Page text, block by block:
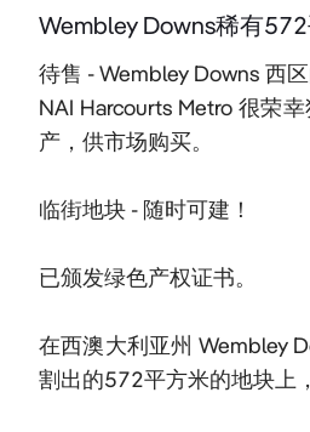
Wembley Downs稀有
待售 - Wembley Downs 西
NAI Harcourts Metro 很荣
产，供市场购买。
临街地块 - 随时可建！
已颁发绿色产权证书。
在西澳大利亚州 Wembley
割出的572平方米的地块上